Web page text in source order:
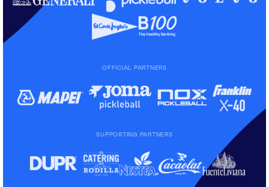
OFFICIAL PARTNERS
SUPPORTING PARTNERS